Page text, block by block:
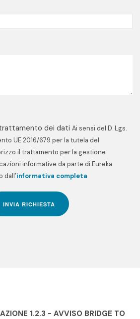
dei dati Ai sensi del D. Lgs.
UE 2016/679 per la tutela del
il trattamento per la gestione
informative da parte di Eureka
dall’informativa completa
INVIA RICHIESTA
1.2.3 - AVVISO BRIDGE TO